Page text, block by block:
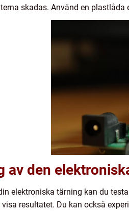
skadas. Använd en plastlåda
av den
elektroniska tärning kan du
resultatet. Du kan också